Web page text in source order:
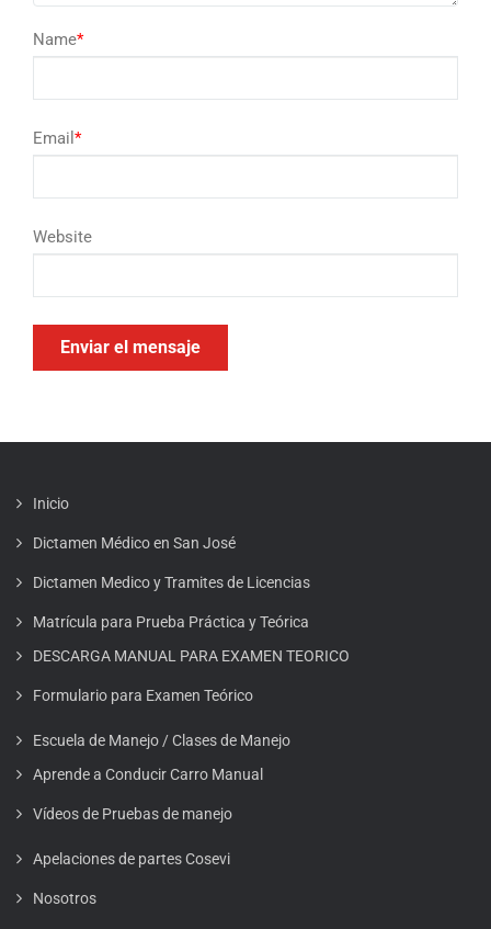
Name*
Email *
Website
Inicio
Dictamen Médico en San José
Dictamen Medico y Tramites de Licencias
Matrícula para Prueba Práctica y Teórica
DESCARGA MANUAL PARA EXAMEN TEORICO
Formulario para Examen Teórico
Escuela de Manejo / Clases de Manejo
Aprende a Conducir Carro Manual
Vídeos de Pruebas de manejo
Apelaciones de partes Cosevi
Nosotros